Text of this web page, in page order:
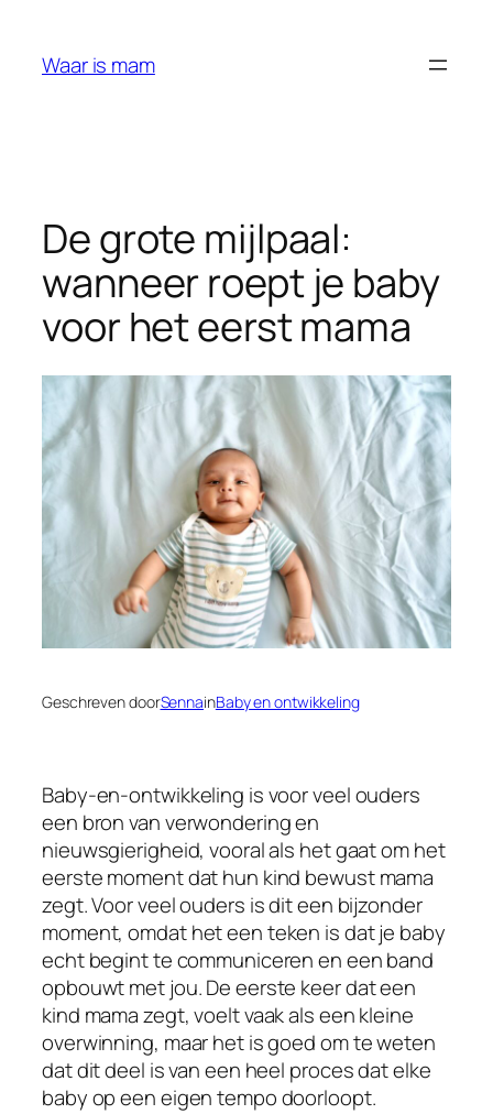
Waar is mam
De grote mijlpaal:
wanneer roept je baby
voor het eerst mama
Geschreven doorSennainBaby en ontwikkeling
Baby-en-ontwikkeling is voor veel ouders
een bron van verwondering en
nieuwsgierigheid, vooral als het gaat om het
eerste moment dat hun kind bewust mama
zegt. Voor veel ouders is dit een bijzonder
moment, omdat het een teken is dat je baby
echt begint te communiceren en een band
opbouwt met jou. De eerste keer dat een
kind mama zegt, voelt vaak als een kleine
overwinning, maar het is goed om te weten
dat dit deel is van een heel proces dat elke
baby op een eigen tempo doorloopt.